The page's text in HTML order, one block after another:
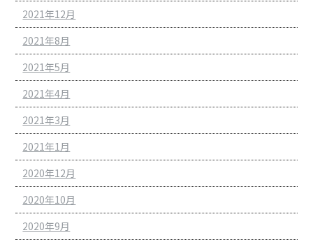
2021年12月
2021年8月
2021年5月
2021年4月
2021年3月
2021年1月
2020年12月
2020年10月
2020年9月